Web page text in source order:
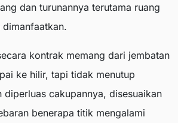
dan turunannya terutama ruang
kontrak memang dari jembatan
ke hilir, tapi tidak menutup
diperluas cakupannya, disesuaikan
benerapa titik mengalami